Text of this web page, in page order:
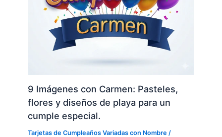
9 Imágenes con Carmen: Pasteles,
flores y diseños de playa para un
cumple especial.
Tarjetas de Cumpleaños Variadas con Nombre /